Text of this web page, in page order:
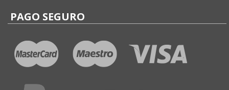
PAGO SEGURO